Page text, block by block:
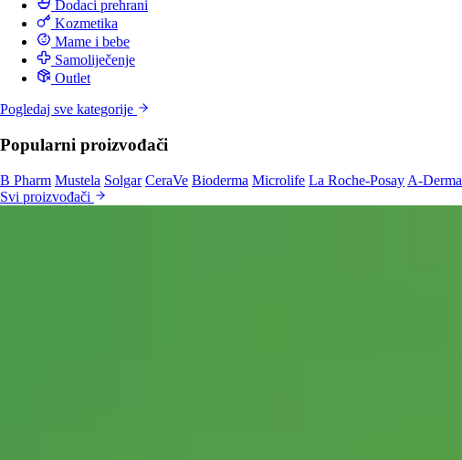
Dodaci prehrani
Kozmetika
Mame i bebe
Samoliječenje
Outlet
Pogledaj sve kategorije
Popularni proizvođači
B Pharm Mustela Solgar CeraVe Bioderma Microlife La Roche-Posay A-Derma
Svi proizvođači